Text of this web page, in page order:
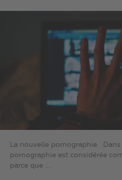
La nouvelle pornographie Dans
pornographie est considérée
parce que :...